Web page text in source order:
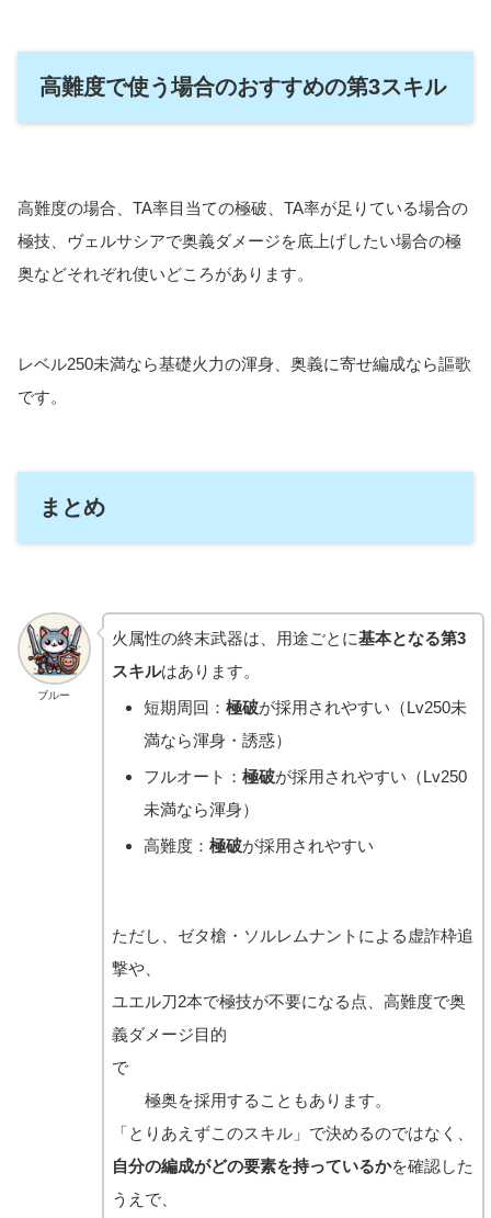
高難度で使う場合のおすすめの第3スキル
高難度の場合、TA率目当ての極破、TA率が足りている場合の
極技、ヴェルサシアで奥義ダメージを底上げしたい場合の極
奥などそれぞれ使いどころがあります。
レベル250未満なら基礎火力の渾身、奥義に寄せ編成なら謳歌
です。
まとめ
ブルー
火属性の終末武器は、用途ごとに基本となる第3
スキルはあります。
短期周回： 極破が採用されやすい（Lv250未
満なら渾身・誘惑）
フルオート： 極破が採用されやすい（Lv250
未満なら渾身）
高難度： 極破が採用されやすい
ただし、ゼタ槍・ソルレムナントによる虚詐枠追
撃や、
ユエル刀2本で極技が不要になる点、高難度で奥
義ダメージ目的
で
極奥を採用することもあります。
「とりあえずこのスキル」で決めるのではなく、
自分の編成がどの要素を持っているかを確認した
うえで、